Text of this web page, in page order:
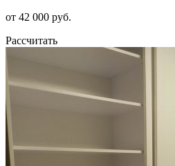
от 42 000 руб.
Рассчитать